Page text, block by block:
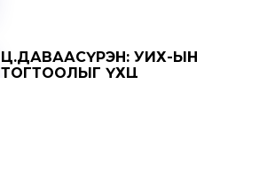
Ц.ДАВААСҮРЭН: УИХ-ЫН
ТОГТООЛЫГ ҮХЦ